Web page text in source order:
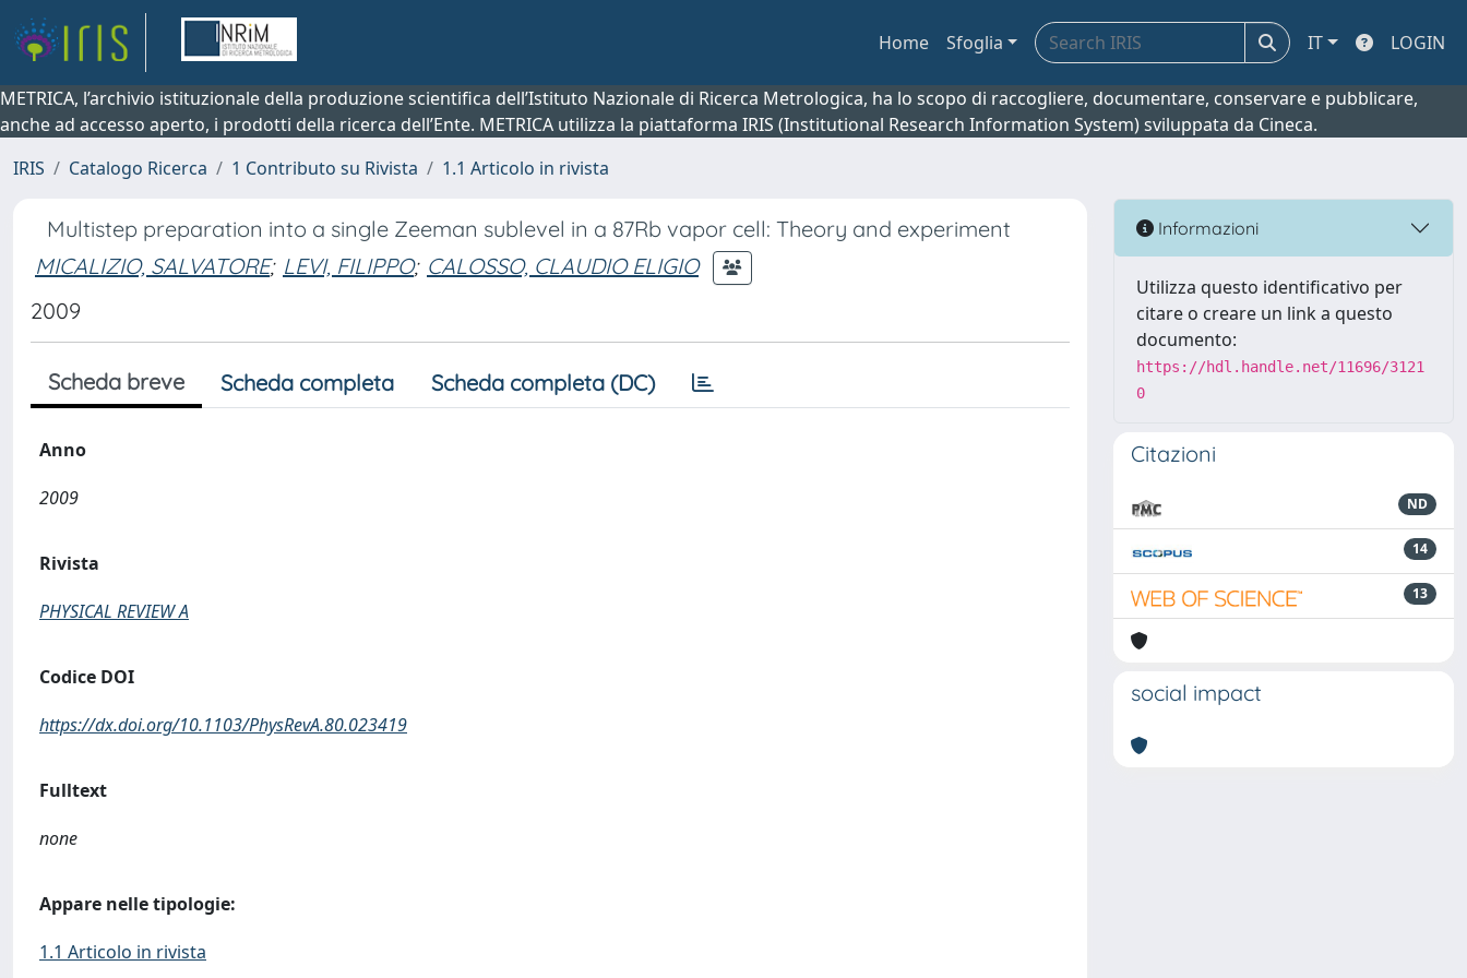
Home Sfoglia IT LOGIN
METRICA, l’archivio istituzionale della produzione scientifica dell’Istituto Nazionale di Ricerca Metrologica, ha lo scopo di raccogliere, documentare, conservare e pubblicare,
anche ad accesso aperto, i prodotti della ricerca dell’Ente. METRICA utilizza la piattaforma IRIS (Institutional Research Information System) sviluppata da Cineca.
IRIS
Catalogo Ricerca 1 Contributo su Rivista 1.1 Articolo in rivista
Multistep preparation into a single Zeeman sublevel in a 87Rb vapor cell: Theory and experiment
MICALIZIO, SALVATORE; LEVI, FILIPPO; CALOSSO, CLAUDIO ELIGIO
2009
Scheda breve Scheda completa Scheda completa (DC)
Anno
2009
Rivista
PHYSICAL REVIEW A
Codice DOI
https://dx.doi.org/10.1103/PhysRevA.80.023419
Fulltext
none
Appare nelle tipologie:
1.1 Articolo in rivista
Informazioni
Utilizza questo identificativo per
citare o creare un link a questo
documento:
https://hdl.handle.net/11696/3121
0
Citazioni
ND
14
13
social impact